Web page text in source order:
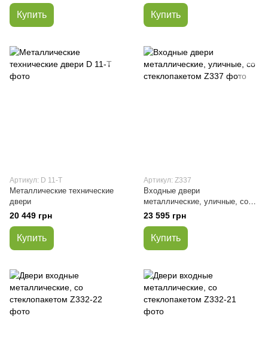
Купить Купить
Артикул: D 11-Т
Металлические технические
двери
20 449 грн
Купить
Артикул: Z337
Входные двери
металлические, уличные, со
стеклопакетом
23 595 грн
Купить